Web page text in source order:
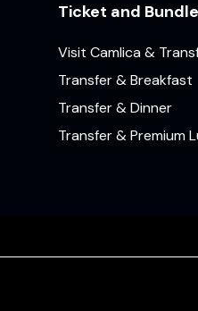
Ticket and
Visit Camlica &
Transfer & Breakfast
Transfer & Dinner
Transfer & Premium